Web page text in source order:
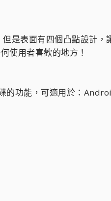
是表面有四個凸點設計
使用者喜歡的地方！
的功能，可適用於：